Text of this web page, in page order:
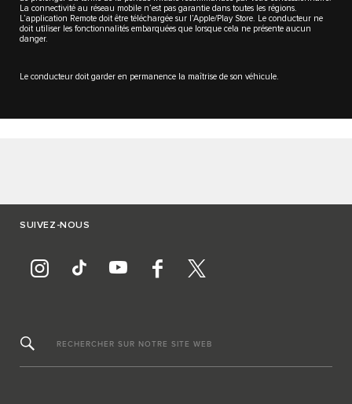
La connectivité au réseau mobile n’est pas garantie dans toutes les régions.
L’application Remote doit être téléchargée sur l’Apple/Play Store. Le conducteur ne
doit utiliser les fonctionnalités embarquées que lorsque cela ne présente aucun
danger.
Le conducteur doit garder en permanence la maîtrise de son véhicule.
SUIVEZ-NOUS
RECHERCHER SUR NOTRE SITE WEB